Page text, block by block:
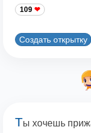
109
Создать открытку
Ты хочешь